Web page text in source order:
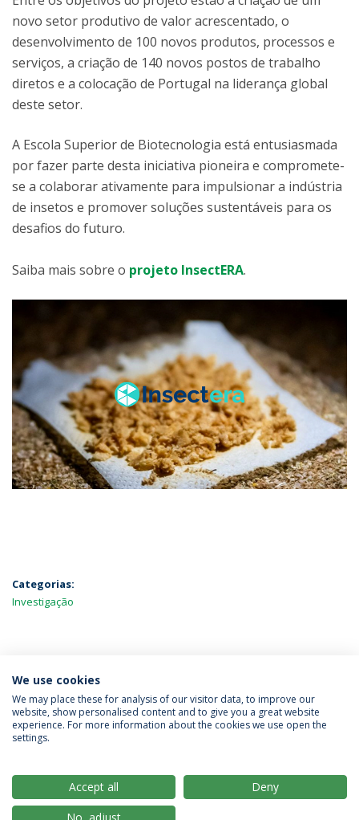
novo setor produtivo de valor acrescentado, o
desenvolvimento de 100 novos produtos, processos e
serviços, a criação de 140 novos postos de trabalho
diretos e a colocação de Portugal na liderança global
deste setor.
A Escola Superior de Biotecnologia está entusiasmada
por fazer parte desta iniciativa pioneira e compromete-
se a colaborar ativamente para impulsionar a indústria
de insetos e promover soluções sustentáveis para os
desafios do futuro.
Saiba mais sobre o projeto InsectERA.
Categorias:
Investigação
MAIS NOTÍCIAS
Política de Privacidade
Termos & Condições
We use cookies
We may place these for analysis of our visitor data, to improve our
website, show personalised content and to give you a great website
experience. For more information about the cookies we use open the
settings.
Accept all
Deny